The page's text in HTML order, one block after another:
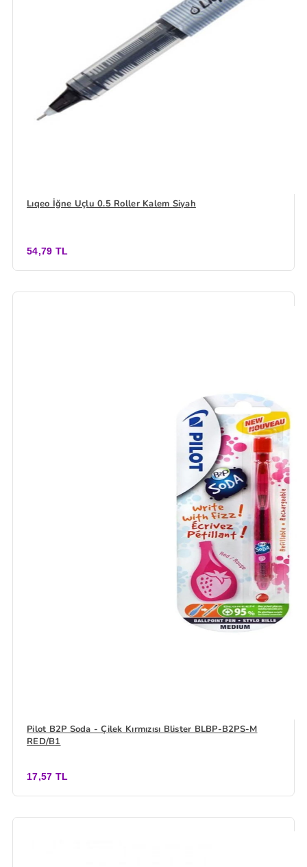
Lıqeo İğne Uçlu 0.5 Roller Kalem Siyah
54,79 TL
Pilot B2P Soda - Çilek Kırmızısı Blister BLBP-B2PS-M
RED/B1
17,57 TL